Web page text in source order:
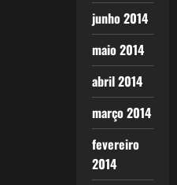
junho 2014
maio 2014
abril 2014
março 2014
fevereiro
2014